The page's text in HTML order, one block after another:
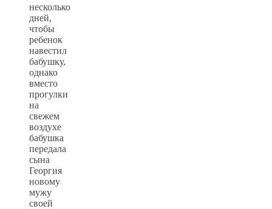
несколько
дней,
чтобы
ребенок
навестил
бабушку,
однако
вместо
прогулки
на
свежем
воздухе
бабушка
передала
сына
Георгия
новому
мужу
своей